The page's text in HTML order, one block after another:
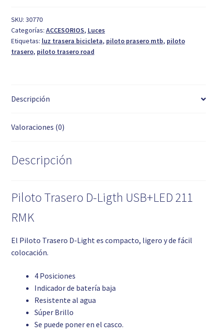
SKU: 30770
Categorías: ACCESORIOS, Luces
Etiquetas: luz trasera bicicleta, piloto prasero mtb, piloto
trasero, piloto trasero road
Descripción
Valoraciones (0)
Descripción
Piloto Trasero D-Ligth USB+LED 211
RMK
El Piloto Trasero D-Light es compacto, ligero y de fácil
colocación.
4 Posiciones
Indicador de batería baja
Resistente al agua
Súper Brillo
Se puede poner en el casco.